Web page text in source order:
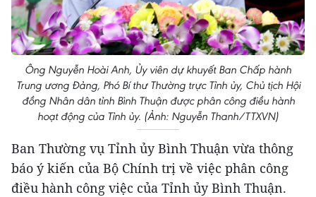
Ông Nguyễn Hoài Anh, Ủy viên dự khuyết Ban Chấp hành
Trung ương Đảng, Phó Bí thư Thường trực Tỉnh ủy, Chủ tịch Hội
đồng Nhân dân tỉnh Bình Thuận được phân công điều hành
hoạt động của Tỉnh ủy. (Ảnh: Nguyễn Thanh/TTXVN)
Ban Thường vụ Tỉnh ủy Bình Thuận vừa thông
báo ý kiến của Bộ Chính trị về việc phân công
điều hành công việc của Tỉnh ủy Bình Thuận.